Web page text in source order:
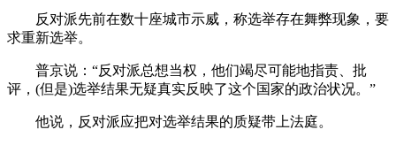
反对派先前在数十座城市示威，称选举存在舞弊现象，要
求重新选举。
普京说：“反对派总想当权，他们竭尽可能地指责、批
评，(但是)选举结果无疑真实反映了这个国家的政治状况。”
他说，反对派应把对选举结果的质疑带上法庭。